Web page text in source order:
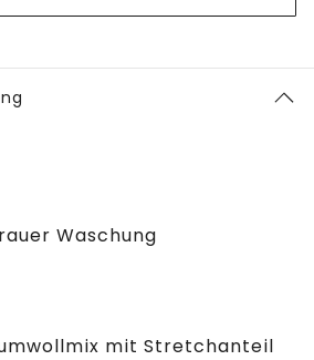
Waschung
mit Stretchanteil